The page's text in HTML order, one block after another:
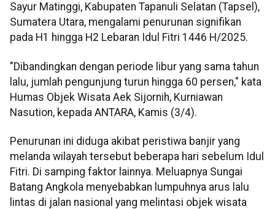
Sayur Matinggi, Kabupaten Tapanuli Selatan (Tapsel),
Sumatera Utara, mengalami penurunan signifikan
pada H1 hingga H2 Lebaran Idul Fitri 1446 H/2025.
"Dibandingkan dengan periode libur yang sama tahun
lalu, jumlah pengunjung turun hingga 60 persen," kata
Humas Objek Wisata Aek Sijornih, Kurniawan
Nasution, kepada ANTARA, Kamis (3/4).
Penurunan ini diduga akibat peristiwa banjir yang
melanda wilayah tersebut beberapa hari sebelum Idul
Fitri. Di samping faktor lainnya. Meluapnya Sungai
Batang Angkola menyebabkan lumpuhnya arus lalu
lintas di jalan nasional yang melintasi objek wisata